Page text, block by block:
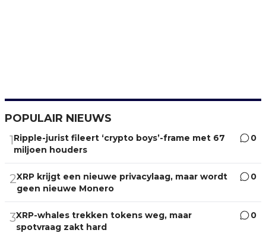
POPULAIR NIEUWS
1Ripple-jurist fileert ‘crypto boys’-frame met 67
miljoen houders
0
2XRP krijgt een nieuwe privacylaag, maar wordt
geen nieuwe Monero
0
3XRP-whales trekken tokens weg, maar
spotvraag zakt hard
0